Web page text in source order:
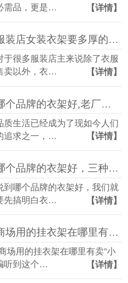
需品，更是…
【详情】
服装店女装衣架要多厚的竟然要这样选？--华恩衣架
于很多服装店主来说除了衣服
卖以外，衣…
【详情】
哪个品牌的衣架好,老厂家呕心推荐！--华恩衣架
质生活已经成为了现如今人们
追求之一，…
【详情】
哪个品牌的衣架好，三种材质任君挑选。--华恩衣架
到哪个品牌的衣架好，我们就
先搞明白衣…
【详情】
商场用的挂衣架在哪里有卖，这三个地方可以选择！--华恩衣架
场用的挂衣架在哪里有卖”小
听到这个…
【详情】